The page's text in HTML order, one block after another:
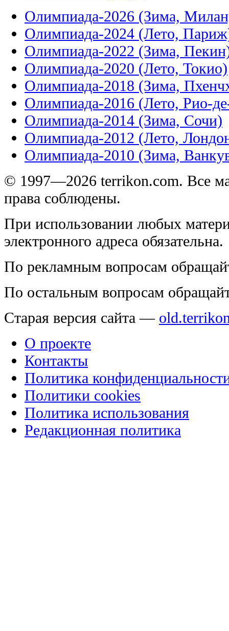
Олимпиада-2026 (Зима,
Олимпиада-2024 (Лето,
Олимпиада-2022 (Зима,
Олимпиада-2020 (Лето, Токио)
Олимпиада-2018 (Зима,
Олимпиада-2016 (Лето, Рио-
Олимпиада-2014 (Зима, Сочи)
Олимпиада-2012 (Лето,
Олимпиада-2010 (Зима,
© 1997—2026 terrikon.com. Все
права соблюдены.
При использовании любых
электронного адреса обязательна.
По рекламным вопросам
По остальным вопросам
Старая версия сайта —
О проекте
Контакты
Политика
Политики cookies
Политика использования
Редакционная политика